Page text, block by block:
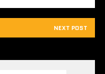
NEXT POST